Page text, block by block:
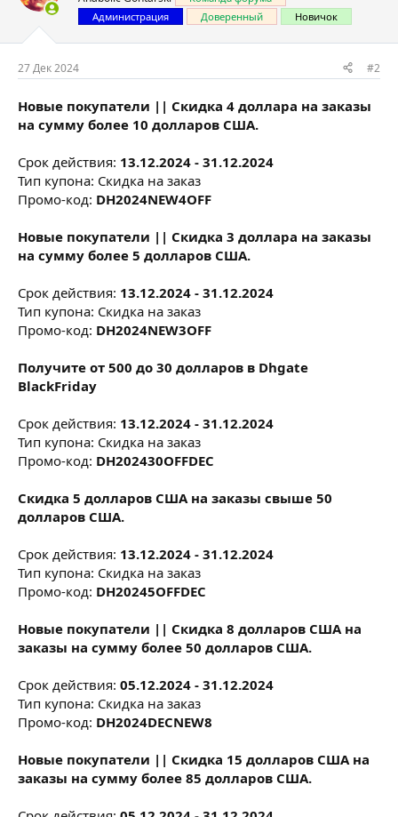
Администрация
Доверенный Новичок
27 Дек 2024 #2
Новые покупатели || Скидка 4 доллара на заказы
на сумму более 10 долларов США.
Срок действия: 13.12.2024 - 31.12.2024
Тип купона: Скидка на заказ
Промо-код: DH2024NEW4OFF
Новые покупатели || Скидка 3 доллара на заказы
на сумму более 5 долларов США.
Срок действия: 13.12.2024 - 31.12.2024
Тип купона: Скидка на заказ
Промо-код: DH2024NEW3OFF
Получите от 500 до 30 долларов в Dhgate
BlackFriday
Срок действия: 13.12.2024 - 31.12.2024
Тип купона: Скидка на заказ
Промо-код: DH202430OFFDEC
Скидка 5 долларов США на заказы свыше 50
долларов США.
Срок действия: 13.12.2024 - 31.12.2024
Тип купона: Скидка на заказ
Промо-код: DH20245OFFDEC
Новые покупатели || Скидка 8 долларов США на
заказы на сумму более 50 долларов США.
Срок действия: 05.12.2024 - 31.12.2024
Тип купона: Скидка на заказ
Промо-код: DH2024DECNEW8
Новые покупатели || Скидка 15 долларов США на
заказы на сумму более 85 долларов США.